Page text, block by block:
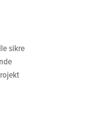
sikre